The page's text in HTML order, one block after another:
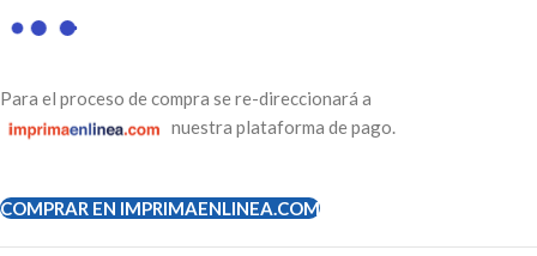
Para el proceso de compra se re-direccionará a
nuestra plataforma de pago.
COMPRAR EN IMPRIMAENLINEA.COM